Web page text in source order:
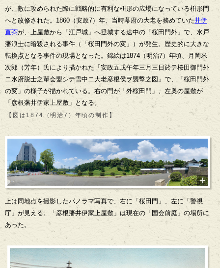
が、敵に攻められた際に戦略的に有利な枡形の広場になっている枡形門
へと改修された。1860（安政7）年、当時幕府の大老を務めていた井伊
直弼が、上屋敷から「江戸城」へ登城する途中の「桜田門外」で、水戸
藩浪士に暗殺される事件（「桜田門外の変」）が発生。歴史的に大きな
転換点となる事件の現場となった。錦絵は1874（明治7）年頃、月岡米
次郎（芳年）氏により描かれた『安政五戊午年三月三日於テ桜田御門外
ニ水府脱士之輩会盟シテ雪中ニ大老彦根侯ヲ襲撃之図』で、「桜田門外
の変」の様子が描かれている。右の門が「外桜田門」、左奥の屋敷が
「彦根藩井伊家上屋敷」となる。
【図は1874（明治7）年頃の制作】
上は同地点を撮影したパノラマ写真で、右に「桜田門」、左に「警視
庁」が見える。「彦根藩井伊家上屋敷」は現在の「国会前庭」の場所に
あった。